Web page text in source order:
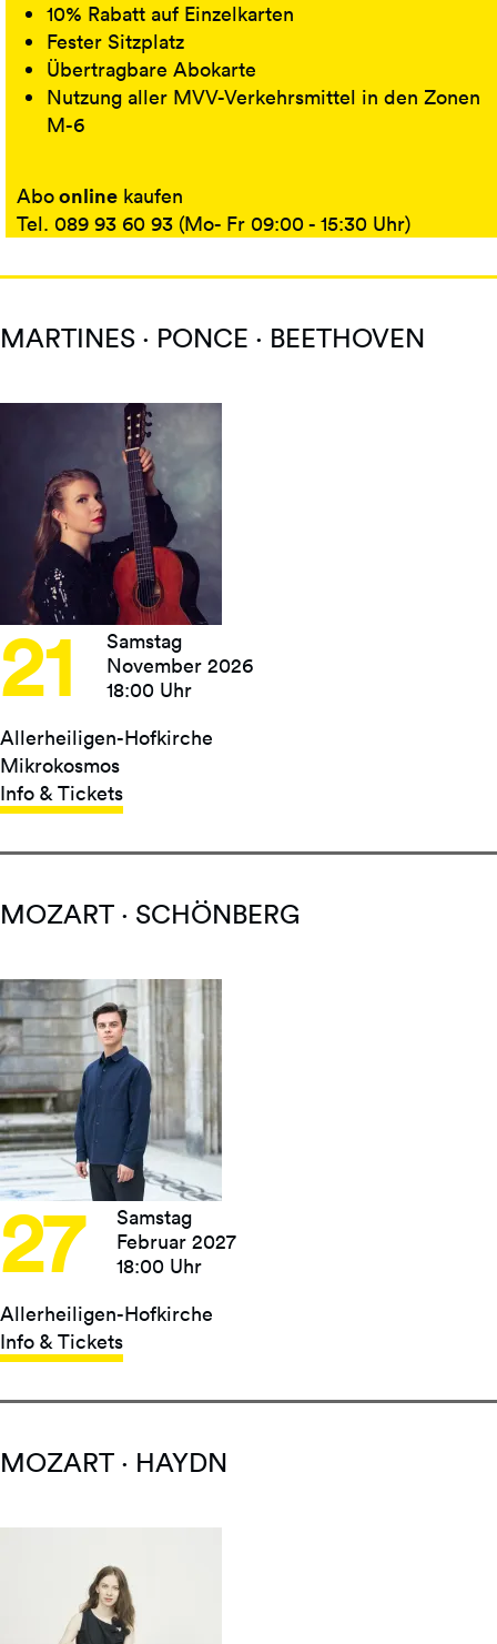
10% Rabatt auf Einzelkarten
Fester Sitzplatz
Übertragbare Abokarte
Nutzung aller MVV-Verkehrsmittel in den Zonen
M-6
Aboonline kaufen
Tel. 089 93 60 93 (Mo- Fr 09:00 - 15:30 Uhr)
MARTINES · PONCE · BEETHOVEN
21
Samstag
November 2026
18:00 Uhr
Allerheiligen-Hofkirche
Mikrokosmos
Info & Tickets
MOZART · SCHÖNBERG
27
Samstag
Februar 2027
18:00 Uhr
Allerheiligen-Hofkirche
Info & Tickets
MOZART · HAYDN